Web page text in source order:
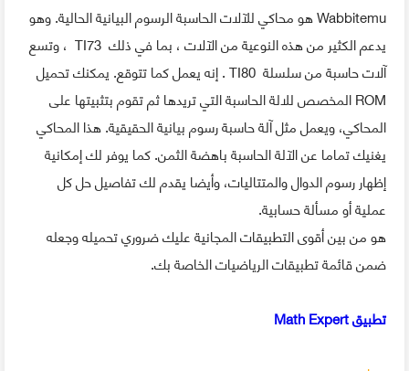
Wabbitemu هو محاكي للآلات الحاسبة الرسوم البيانية الحالية. وهو
يدعم الكثير من هذه النوعية من الآلات ، بما في ذلك TI73 ، وتسع
آلات حاسبة من سلسلة TI80 . إنه يعمل كما تتوقع. يمكنك تحميل
ROM المخصص للالة الحاسبة التي تريدها ثم تقوم بتثبيتها على
المحاكي، ويعمل مثل آلة حاسبة رسوم بيانية الحقيقية. هذا المحاكي
يغنيك تماما عن الآلة الحاسبة باهضة الثمن. كما يوفر لك إمكانية
إظهار رسوم الدوال والمتتاليات، وأيضا يقدم لك تفاصيل حل كل
عملية أو مسألة حسابية.
هو من بين أقوى التطبيقات المجانية عليك ضروري تحميله وجعله
ضمن قائمة تطبيقات الرياضيات الخاصة بك.
تطبيق Math Expert